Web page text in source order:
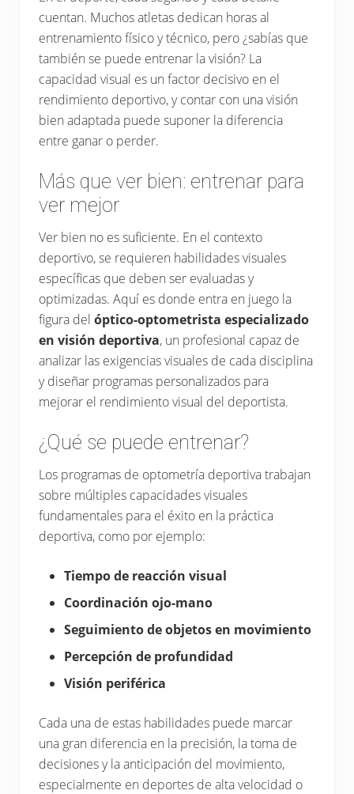
cuentan. Muchos atletas dedican horas al
entrenamiento físico y técnico, pero ¿sabías que
también se puede entrenar la visión? La
capacidad visual es un factor decisivo en el
rendimiento deportivo, y contar con una visión
bien adaptada puede suponer la diferencia
entre ganar o perder.
Más que ver bien: entrenar para
ver mejor
Ver bien no es suficiente. En el contexto
deportivo, se requieren habilidades visuales
específicas que deben ser evaluadas y
optimizadas. Aquí es donde entra en juego la
figura del óptico-optometrista especializado
en visión deportiva, un profesional capaz de
analizar las exigencias visuales de cada disciplina
y diseñar programas personalizados para
mejorar el rendimiento visual del deportista.
¿Qué se puede entrenar?
Los programas de optometría deportiva trabajan
sobre múltiples capacidades visuales
fundamentales para el éxito en la práctica
deportiva, como por ejemplo:
Tiempo de reacción visual
Coordinación ojo-mano
Seguimiento de objetos en movimiento
Percepción de profundidad
Visión periférica
Cada una de estas habilidades puede marcar
una gran diferencia en la precisión, la toma de
decisiones y la anticipación del movimiento,
especialmente en deportes de alta velocidad o